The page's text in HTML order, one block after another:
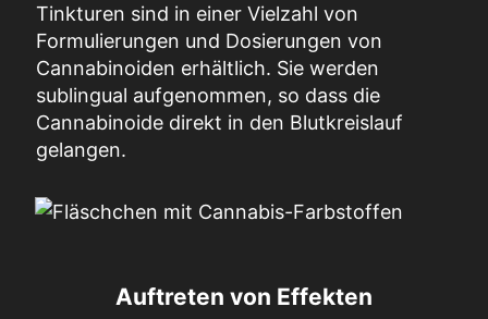
Tinkturen sind in einer Vielzahl von
Formulierungen und Dosierungen von
Cannabinoiden erhältlich. Sie werden
sublingual aufgenommen, so dass die
Cannabinoide direkt in den Blutkreislauf
gelangen.
Auftreten von Effekten